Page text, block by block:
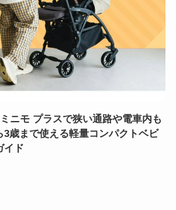
ニモ プラスで狭い通路や電車内も
3歳まで使える軽量コンパクトベビ
イド